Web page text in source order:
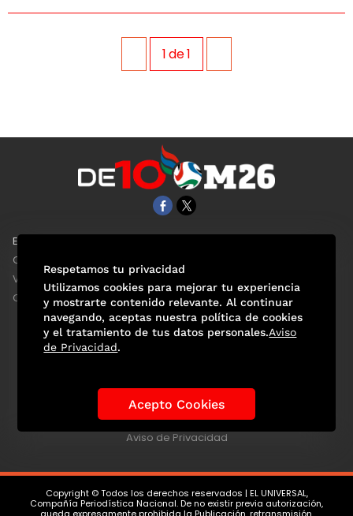
1de1
EL UNIVERSAL
Clase
ViveUSA
Confabulario
Historia de los Mundiales Lo viral Anécdotas Mundialistas
Las Figuras Tendencias Directorio
Aviso de Privacidad
Copyright © Todos los derechos reservados | EL UNIVERSAL,
Compañía Periodística Nacional. De no existir previa autorización,
Respetamos tu privacidad
Utilizamos cookies para mejorar tu experiencia
y mostrarte contenido relevante. Al continuar
navegando, aceptas nuestra política de cookies
y el tratamiento de tus datos personales.Aviso
de Privacidad.
Acepto Cookies